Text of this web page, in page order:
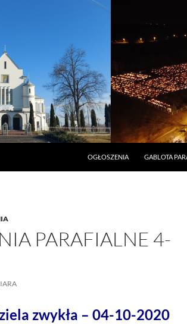
OGŁOSZENIA
GABLOTA
PARAFIALNE 4-
zwykła – 04-10-2020